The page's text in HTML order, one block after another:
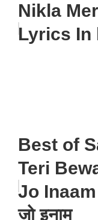
Nikla
Lyrics In
Best of
Teri
Jo Inaam
जो इनाम